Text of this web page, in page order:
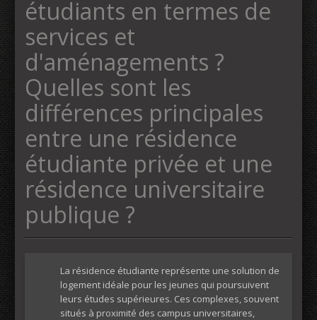
étudiants en termes de
services et
d'aménagements ?
Quelles sont les
différences principales
entre une résidence
étudiante privée et une
résidence universitaire
publique ?
La résidence étudiante représente une solution de
logement idéale pour les jeunes qui poursuivent
leurs études supérieures. Ces complexes, souvent
situés à proximité des campus universitaires,